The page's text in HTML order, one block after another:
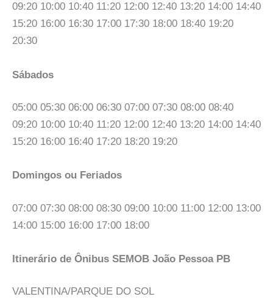
09:20 10:00 10:40 11:20 12:00 12:40 13:20 14:00 14:40
15:20 16:00 16:30 17:00 17:30 18:00 18:40 19:20
20:30
Sábados
05:00 05:30 06:00 06:30 07:00 07:30 08:00 08:40
09:20 10:00 10:40 11:20 12:00 12:40 13:20 14:00 14:40
15:20 16:00 16:40 17:20 18:20 19:20
Domingos ou Feriados
07:00 07:30 08:00 08:30 09:00 10:00 11:00 12:00 13:00
14:00 15:00 16:00 17:00 18:00
Itinerário de Ônibus SEMOB João Pessoa PB
VALENTINA/PARQUE DO SOL